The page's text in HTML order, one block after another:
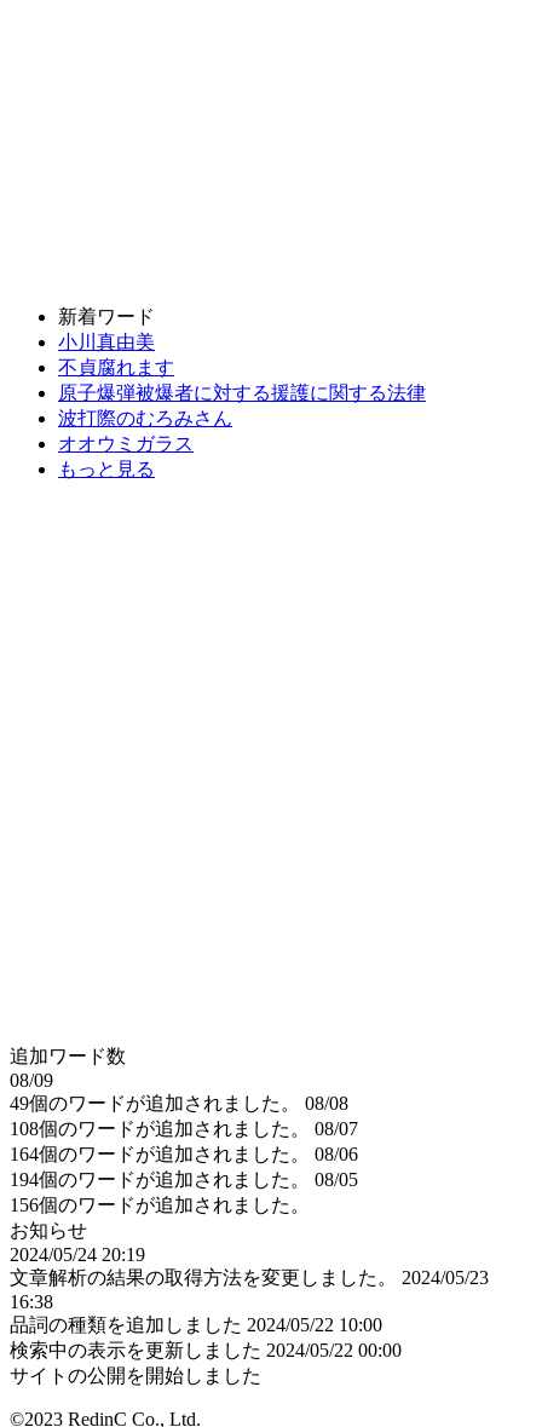
新着ワード
小川真由美
不貞腐れます
原子爆弾被爆者に対する援護に関する法律
波打際のむろみさん
オオウミガラス
もっと見る
追加ワード数
08/09
49個のワードが追加されました。
08/08
108個のワードが追加されました。
08/07
164個のワードが追加されました。
08/06
194個のワードが追加されました。
08/05
156個のワードが追加されました。
お知らせ
2024/05/24 20:19
文章解析の結果の取得方法を変更しました。
2024/05/23
16:38
品詞の種類を追加しました 2024/05/22 10:00
検索中の表示を更新しました 2024/05/22 00:00
サイトの公開を開始しました
©2023 RedinC Co., Ltd.